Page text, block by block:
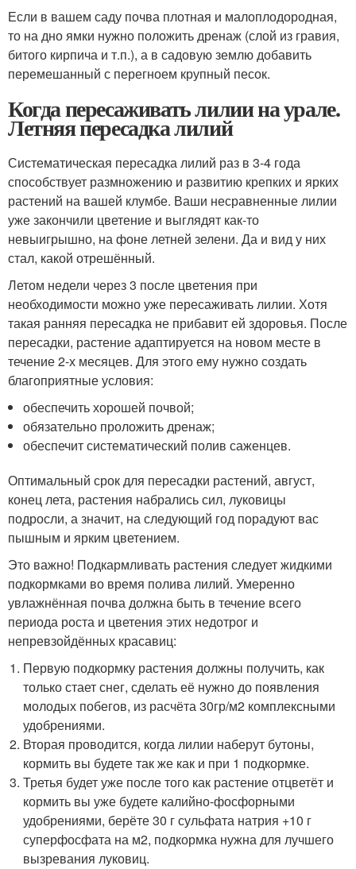
Если в вашем саду почва плотная и малоплодородная,
то на дно ямки нужно положить дренаж (слой из гравия,
битого кирпича и т.п.), а в садовую землю добавить
перемешанный с перегноем крупный песок.
Когда пересаживать лилии на урале.
Летняя пересадка лилий
Систематическая пересадка лилий раз в 3-4 года
способствует размножению и развитию крепких и ярких
растений на вашей клумбе. Ваши несравненные лилии
уже закончили цветение и выглядят как-то
невыигрышно, на фоне летней зелени. Да и вид у них
стал, какой отрешённый.
Летом недели через 3 после цветения при
необходимости можно уже пересаживать лилии. Хотя
такая ранняя пересадка не прибавит ей здоровья. После
пересадки, растение адаптируется на новом месте в
течение 2-х месяцев. Для этого ему нужно создать
благоприятные условия:
обеспечить хорошей почвой;
обязательно проложить дренаж;
обеспечит систематический полив саженцев.
Оптимальный срок для пересадки растений, август,
конец лета, растения набрались сил, луковицы
подросли, а значит, на следующий год порадуют вас
пышным и ярким цветением.
Это важно! Подкармливать растения следует жидкими
подкормками во время полива лилий. Умеренно
увлажнённая почва должна быть в течение всего
периода роста и цветения этих недотрог и
непревзойдённых красавиц:
Первую подкормку растения должны получить, как
только стает снег, сделать её нужно до появления
молодых побегов, из расчёта 30гр/м2 комплексными
удобрениями.
Вторая проводится, когда лилии наберут бутоны,
кормить вы будете так же как и при 1 подкормке.
Третья будет уже после того как растение отцветёт и
кормить вы уже будете калийно-фосфорными
удобрениями, берёте 30 г сульфата натрия +10 г
суперфосфата на м2, подкормка нужна для лучшего
вызревания луковиц.